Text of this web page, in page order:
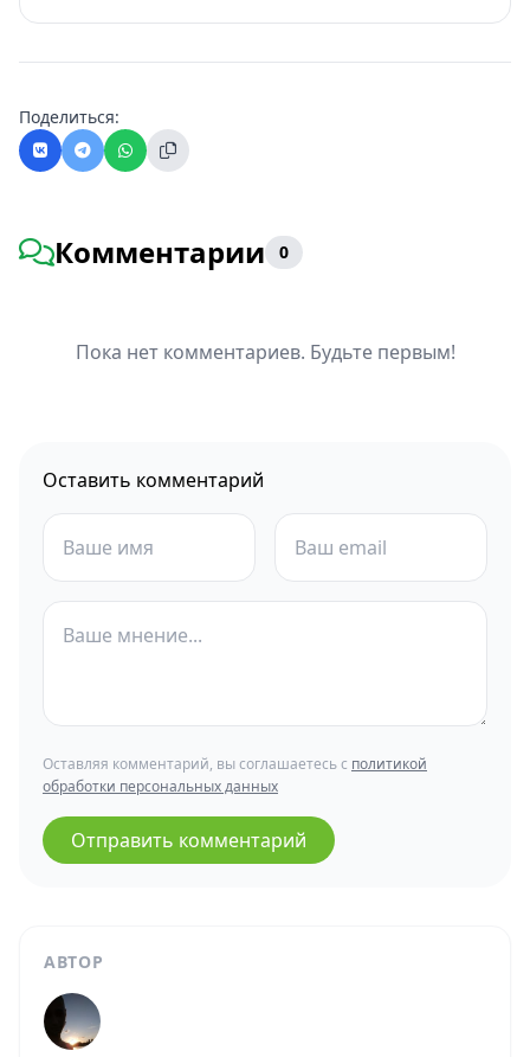
АВТОР
Поделиться:
Комментарии 0
Пока нет комментариев. Будьте первым!
Оставить комментарий
Оставляя комментарий, вы соглашаетесь с политикой
обработки персональных данных
Отправить комментарий